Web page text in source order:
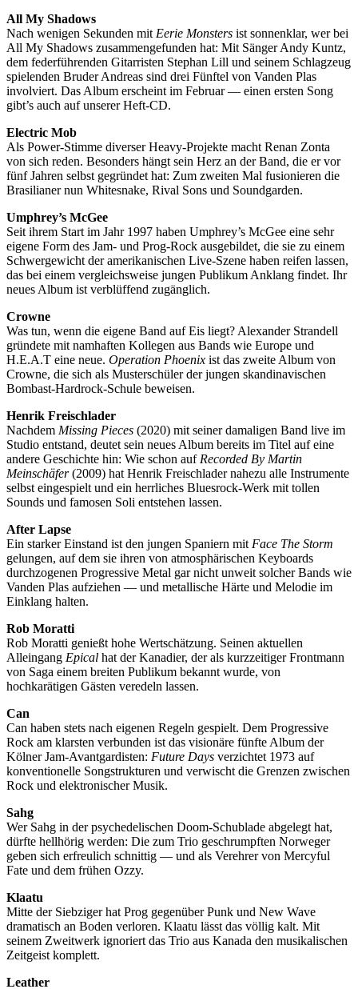
All My Shadows
Nach wenigen Sekunden mit Eerie Monsters ist sonnenklar, wer bei
All My Shadows zusammengefunden hat: Mit Sänger Andy Kuntz,
dem federführenden Gitarristen Stephan Lill und seinem Schlagzeug
spielenden Bruder Andreas sind drei Fünftel von Vanden Plas
involviert. Das Album erscheint im Februar — einen ersten Song
gibt’s auch auf unserer Heft-CD.
Electric Mob
Als Power-Stimme diverser Heavy-Projekte macht Renan Zonta
von sich reden. Besonders hängt sein Herz an der Band, die er vor
fünf Jahren selbst gegründet hat: Zum zweiten Mal fusionieren die
Brasilianer nun Whitesnake, Rival Sons und Soundgarden.
Umphrey’s McGee
Seit ihrem Start im Jahr 1997 haben Umphrey’s McGee eine sehr
eigene Form des Jam- und Prog-Rock ausgebildet, die sie zu einem
Schwergewicht der amerikanischen Live-Szene haben reifen lassen,
das bei einem vergleichsweise jungen Publikum Anklang findet. Ihr
neues Album ist verblüffend zugänglich.
Crowne
Was tun, wenn die eigene Band auf Eis liegt? Alexander Strandell
gründete mit namhaften Kollegen aus Bands wie Europe und
H.E.A.T eine neue. Operation Phoenix ist das zweite Album von
Crowne, die sich als Musterschüler der jungen skandinavischen
Bombast-Hardrock-Schule beweisen.
Henrik Freischlader
Nachdem Missing Pieces (2020) mit seiner damaligen Band live im
Studio entstand, deutet sein neues Album bereits im Titel auf eine
andere Geschichte hin: Wie schon auf Recorded By Martin
Meinschäfer(2009) hat Henrik Freischlader nahezu alle Instrumente
selbst eingespielt und ein herrliches Bluesrock-Werk mit tollen
Sounds und famosen Soli entstehen lassen.
After Lapse
Ein starker Einstand ist den jungen Spaniern mit Face The Storm
gelungen, auf dem sie ihren von atmosphärischen Keyboards
durchzogenen Progressive Metal gar nicht unweit solcher Bands wie
Vanden Plas aufziehen — und metallische Härte und Melodie im
Einklang halten.
Rob Moratti
Rob Moratti genießt hohe Wertschätzung. Seinen aktuellen
Alleingang Epical hat der Kanadier, der als kurzzeitiger Frontmann
von Saga einem breiten Publikum bekannt wurde, von
hochkarätigen Gästen veredeln lassen.
Can
Can haben stets nach eigenen Regeln gespielt. Dem Progressive
Rock am klarsten verbunden ist das visionäre fünfte Album der
Kölner Jam-Avantgardisten: Future Days verzichtet 1973 auf
konventionelle Songstrukturen und verwischt die Grenzen zwischen
Rock und elektronischer Musik.
Sahg
Wer Sahg in der psychedelischen Doom-Schublade abgelegt hat,
dürfte hellhörig werden: Die zum Trio geschrumpften Norweger
geben sich erfreulich schnittig — und als Verehrer von Mercyful
Fate und dem frühen Ozzy.
Klaatu
Mitte der Siebziger hat Prog gegenüber Punk und New Wave
dramatisch an Boden verloren. Klaatu lässt das völlig kalt. Mit
seinem Zweitwerk ignoriert das Trio aus Kanada den musikalischen
Zeitgeist komplett.
Leather